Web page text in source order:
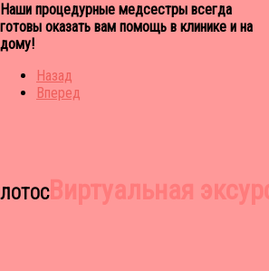
Наши процедурные медсестры всегда
готовы оказать вам помощь в клинике и на
дому!
Назад
Вперед
ЛОТОСВиртуальная